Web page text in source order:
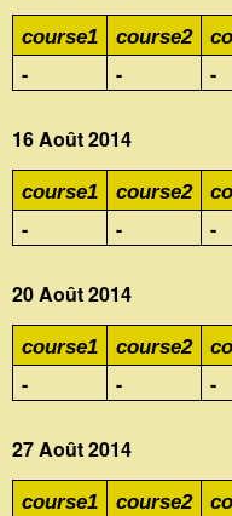
course1 course2
- - -
16 Août 2014
course1 course2
- - -
20 Août 2014
course1 course2
- - -
27 Août 2014
course1 course2